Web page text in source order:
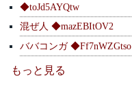
◆toJd5AYQtw
混ぜ人 ◆mazEBItOV2
ババコンガ ◆Ff7nWZGtso
もっと見る